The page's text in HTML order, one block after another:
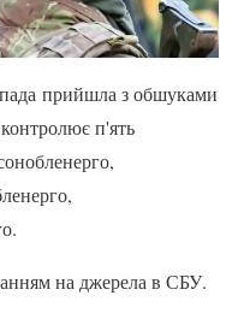
прийшла з обшуками
п'ять
на джерела в СБУ.